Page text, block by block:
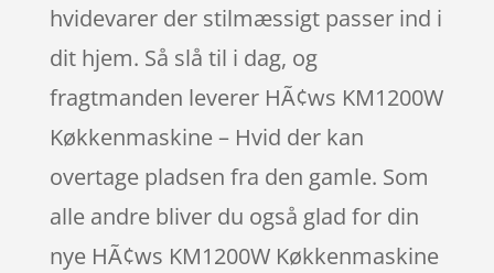
hvidevarer der stilmæssigt passer ind i
dit hjem. Så slå til i dag, og
fragtmanden leverer HÃ¢ws KM1200W
Køkkenmaskine – Hvid der kan
overtage pladsen fra den gamle. Som
alle andre bliver du også glad for din
nye HÃ¢ws KM1200W Køkkenmaskine